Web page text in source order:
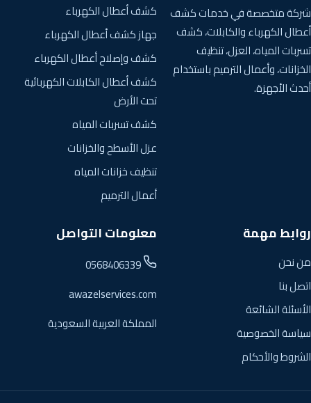
شركة متخصصة في خدمات كشف
أعطال الكهرباء والكابلات، كشف
تسربات المياه، العزل، تنظيف
الخزانات، وأعمال الترميم باستخدام
أحدث الأجهزة.
كشف أعطال الكهرباء
جهاز كشف أعطال الكهرباء
كشف وإصلاح أعطال الكهرباء
كشف أعطال الكابلات الكهربائية
تحت الأرض
كشف تسربات المياه
عزل الأسطح والخزانات
تنظيف خزانات المياه
أعمال الترميم
روابط مهمة
من نحن
اتصل بنا
الأسئلة الشائعة
سياسة الخصوصية
الشروط والأحكام
معلومات التواصل
awazelservices.com
المملكة العربية السعودية